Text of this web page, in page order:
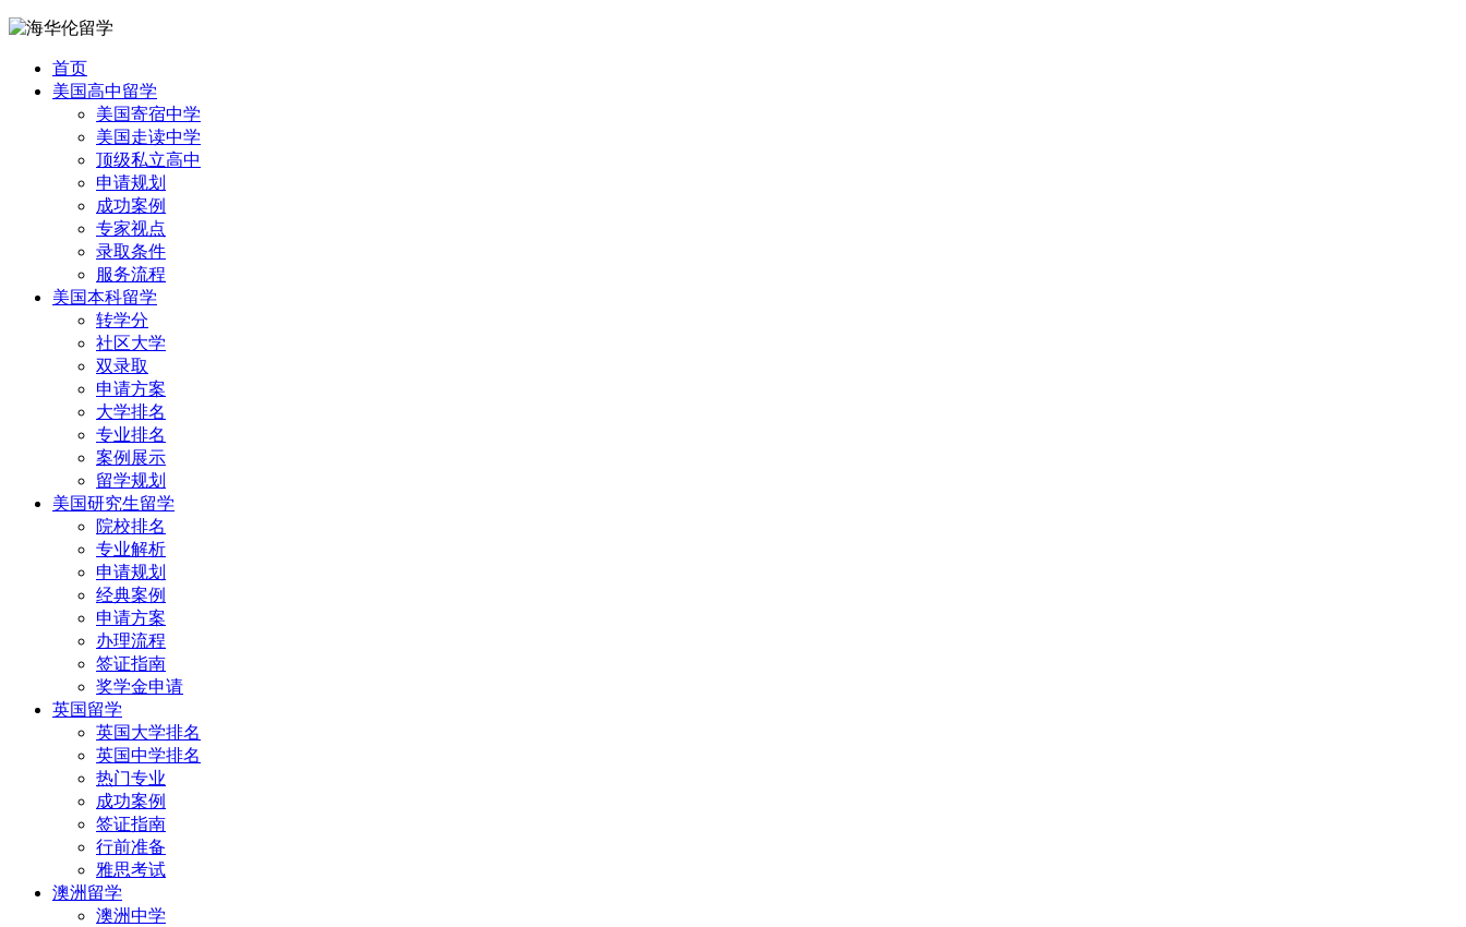
首页
美国高中留学
美国寄宿中学
美国走读中学
顶级私立高中
申请规划
成功案例
专家视点
录取条件
服务流程
美国本科留学
转学分
社区大学
双录取
申请方案
大学排名
专业排名
案例展示
留学规划
美国研究生留学
院校排名
专业解析
申请规划
经典案例
申请方案
办理流程
签证指南
奖学金申请
英国留学
英国大学排名
英国中学排名
热门专业
成功案例
签证指南
行前准备
雅思考试
澳洲留学
澳洲中学